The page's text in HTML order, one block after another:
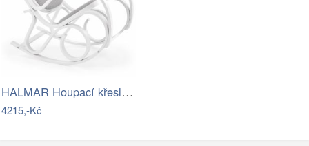
HALMAR Houpací křeslo Maxov bílé
4215,-Kč